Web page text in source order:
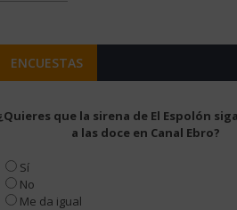
ENCUESTAS
que la sirena de El Espolón
a las doce en Canal Ebro?
Sí
No
Me da igual